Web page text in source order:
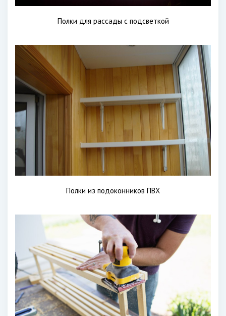
Полки для рассады с подсветкой
Полки из подоконников ПВХ